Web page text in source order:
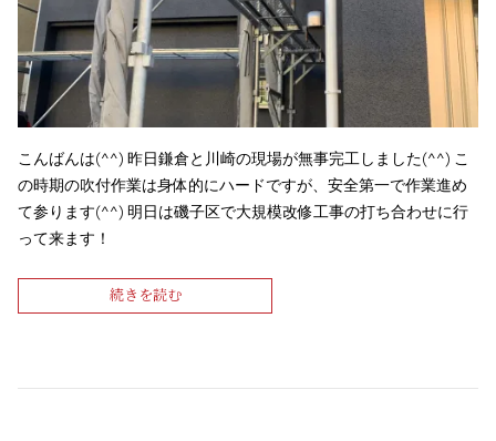
こんばんは(^^) 昨日鎌倉と川崎の現場が無事完工しました(^^) こ
の時期の吹付作業は身体的にハードですが、安全第一で作業進め
て参ります(^^) 明日は磯子区で大規模改修工事の打ち合わせに行
って来ます！
続きを読む